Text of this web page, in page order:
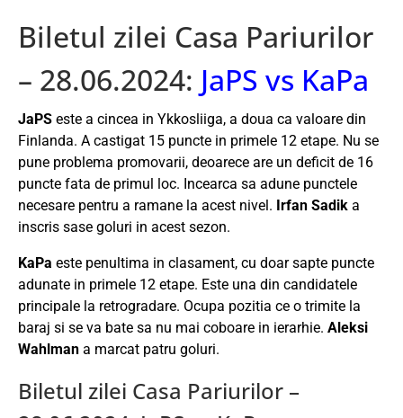
Biletul zilei Casa Pariurilor
– 28.06.2024: JaPS vs KaPa
JaPS este a cincea in Ykkosliiga, a doua ca valoare din
Finlanda. A castigat 15 puncte in primele 12 etape. Nu se
pune problema promovarii, deoarece are un deficit de 16
puncte fata de primul loc. Incearca sa adune punctele
necesare pentru a ramane la acest nivel. Irfan Sadik a
inscris sase goluri in acest sezon.
KaPa este penultima in clasament, cu doar sapte puncte
adunate in primele 12 etape. Este una din candidatele
principale la retrogradare. Ocupa pozitia ce o trimite la
baraj si se va bate sa nu mai coboare in ierarhie. Aleksi
Wahlman a marcat patru goluri.
Biletul zilei Casa Pariurilor –